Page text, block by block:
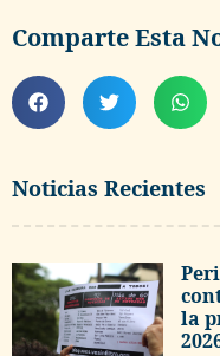
Noticias Recientes
la
Comparte Esta